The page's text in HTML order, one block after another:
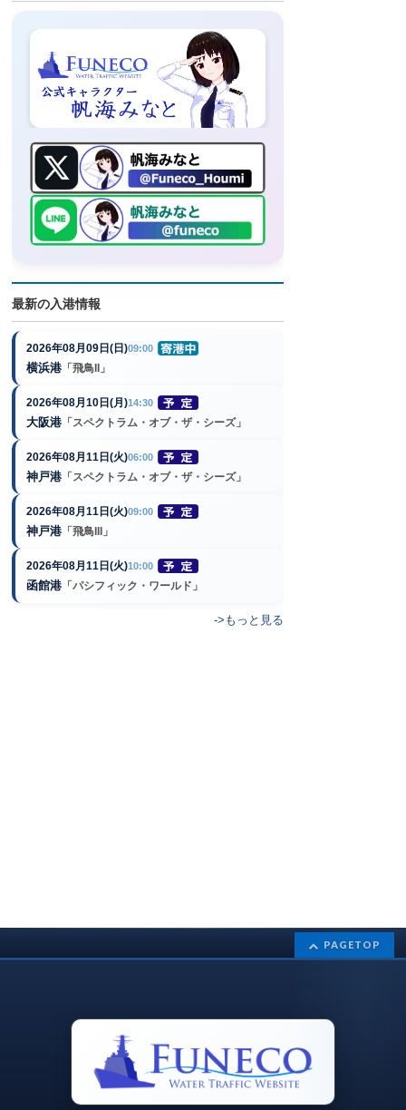
最新の入港情報
2026年08月09日(日)09:00
横浜港 「飛鳥II」
2026年08月10日(月)14:30
大阪港 「スペクトラム・オブ・ザ・シーズ」
2026年08月11日(火)06:00
神戸港 「スペクトラム・オブ・ザ・シーズ」
2026年08月11日(火)09:00
神戸港 「飛鳥III」
2026年08月11日(火)10:00
函館港 「パシフィック・ワールド」
->もっと見る
PAGETOP